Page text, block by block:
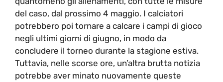
del caso, dal prossimo 4 maggio. I calciatori
potrebbero poi tornare a calcare i campi di gioco
negli ultimi giorni di giugno, in modo da
concludere il torneo durante la stagione estiva.
Tuttavia, nelle scorse ore, un’altra brutta notizia
potrebbe aver minato nuovamente queste